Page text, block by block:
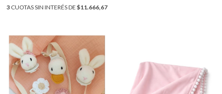
3CUOTAS SIN INTERÉS DE $11.666,67